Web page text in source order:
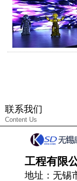
联系我们
Content Us
工程有限
地址：无锡